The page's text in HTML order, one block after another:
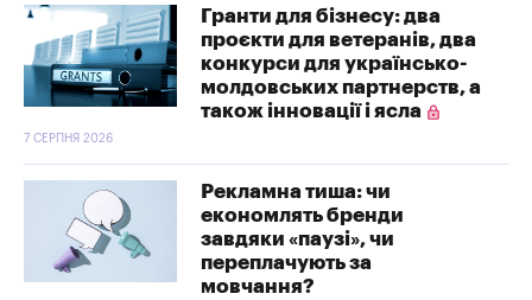
Гранти для бізнесу: два
проєкти для ветеранів, два
конкурси для українсько-
молдовських партнерств, а
також інновації і ясла
7 СЕРПНЯ 2026
Рекламна тиша: чи
економлять бренди
завдяки «паузі», чи
переплачують за
мовчання?